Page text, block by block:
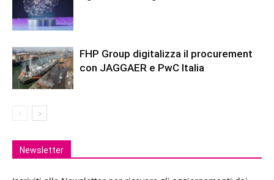
FHP Group digitalizza il procurement
con JAGGAER e PwC Italia
Newsletter